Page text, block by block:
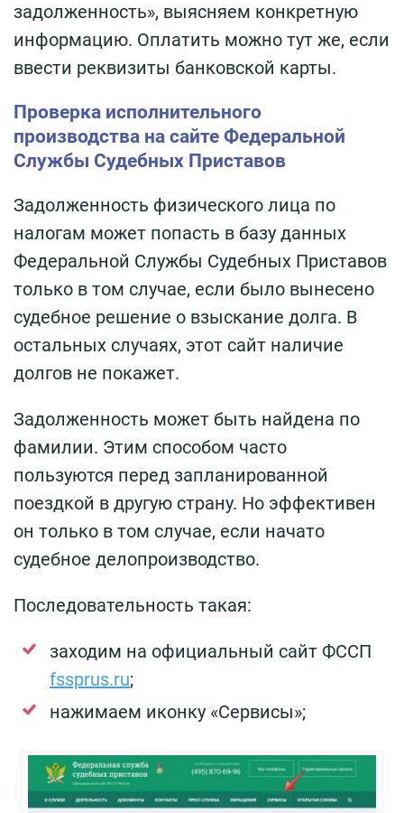
задолженность», выясняем конкретную
информацию. Оплатить можно тут же, если
ввести реквизиты банковской карты.
Проверка исполнительного
производства на сайте Федеральной
Службы Судебных Приставов
Задолженность физического лица по
налогам может попасть в базу данных
Федеральной Службы Судебных Приставов
только в том случае, если было вынесено
судебное решение о взыскание долга. В
остальных случаях, этот сайт наличие
долгов не покажет.
Задолженность может быть найдена по
фамилии. Этим способом часто
пользуются перед запланированной
поездкой в другую страну. Но эффективен
он только в том случае, если начато
судебное делопроизводство.
Последовательность такая:
заходим на официальный сайт ФССП
fssprus.ru;
нажимаем иконку «Сервисы»;